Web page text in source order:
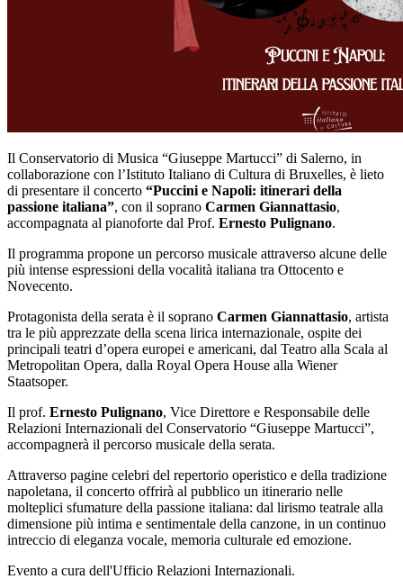
Il Conservatorio di Musica “Giuseppe Martucci” di Salerno, in
collaborazione con l’Istituto Italiano di Cultura di Bruxelles, è lieto
di presentare il concerto “Puccini e Napoli: itinerari della
passione italiana”, con il soprano Carmen Giannattasio,
accompagnata al pianoforte dal Prof. Ernesto Pulignano.
Il programma propone un percorso musicale attraverso alcune delle
più intense espressioni della vocalità italiana tra Ottocento e
Novecento.
Protagonista della serata è il soprano Carmen Giannattasio, artista
tra le più apprezzate della scena lirica internazionale, ospite dei
principali teatri d’opera europei e americani, dal Teatro alla Scala al
Metropolitan Opera, dalla Royal Opera House alla Wiener
Staatsoper.
Il prof. Ernesto Pulignano, Vice Direttore e Responsabile delle
Relazioni Internazionali del Conservatorio “Giuseppe Martucci”,
accompagnerà il percorso musicale della serata.
Attraverso pagine celebri del repertorio operistico e della tradizione
napoletana, il concerto offrirà al pubblico un itinerario nelle
molteplici sfumature della passione italiana: dal lirismo teatrale alla
dimensione più intima e sentimentale della canzone, in un continuo
intreccio di eleganza vocale, memoria culturale ed emozione.
Evento a cura dell'Ufficio Relazioni Internazionali.